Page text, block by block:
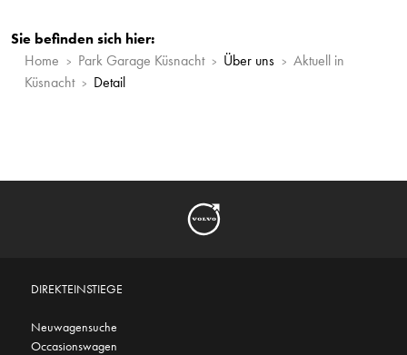
Sie befinden sich hier:
Home
Park Garage Küsnacht Über uns
Aktuell in
Küsnacht
Detail
DIREKTEINSTIEGE
Neuwagensuche
Occasionswagen